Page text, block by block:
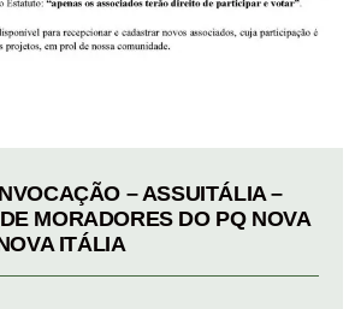
– ASSUITÁLIA –
MORADORES DO PQ NOVA
ITÁLIA